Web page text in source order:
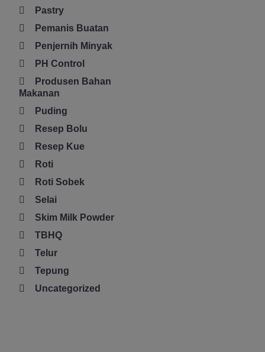
Pastry
Pemanis Buatan
Penjernih Minyak
PH Control
Produsen Bahan
Makanan
Puding
Resep Bolu
Resep Kue
Roti
Roti Sobek
Selai
Skim Milk Powder
TBHQ
Telur
Tepung
Uncategorized